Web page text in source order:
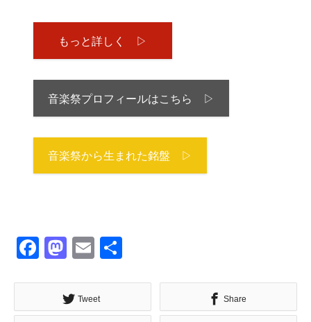
もっと詳しく ▷
音楽祭プロフィールはこちら ▷
音楽祭から生まれた銘盤 ▷
Facebook
Mastodon
Email
Tweet Share